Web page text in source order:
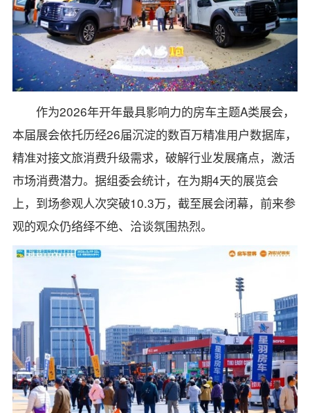
作为2026年开年最具影响力的房车主题A类展会，
本届展会依托历经26届沉淀的数百万精准用户数据库，
精准对接文旅消费升级需求，破解行业发展痛点，激活
市场消费潜力。据组委会统计，在为期4天的展览会
上，到场参观人次突破10.3万，截至展会闭幕，前来参
观的观众仍络绎不绝、洽谈氛围热烈。